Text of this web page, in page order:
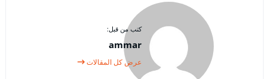
كتب من قبل:
ammar
عرض كل المقالات